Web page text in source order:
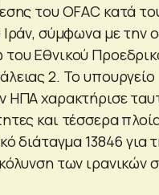
του OFAC κατά
σύμφωνα με την
Εθνικού
2. Το υπουργείο
ΗΠΑ χαρακτήρισε
και τέσσερα
διάταγμα 13846 για
των ιρανικών